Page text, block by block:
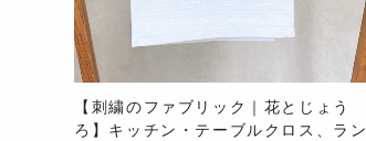
【刺繍のファブリック｜花とじょう
ろ】キッチン・テーブルクロス、ラン